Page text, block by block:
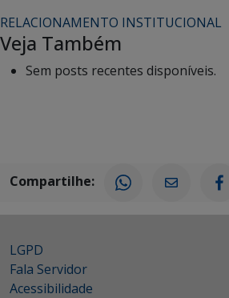
RELACIONAMENTO INSTITUCIONAL
Veja Também
Sem posts recentes disponíveis.
Compartilhe:
LGPD
Fala Servidor
Acessibilidade